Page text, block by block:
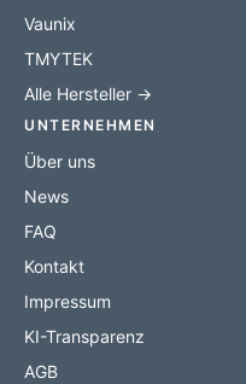
Vaunix
TMYTEK
Alle Hersteller →
UNTERNEHMEN
Über uns
News
FAQ
Kontakt
Impressum
KI-Transparenz
AGB